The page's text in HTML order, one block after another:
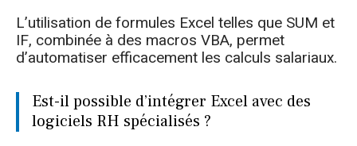
L’utilisation de formules Excel telles que SUM et
IF, combinée à des macros VBA, permet
d’automatiser efficacement les calculs salariaux.
Est-il possible d’intégrer Excel avec des
logiciels RH spécialisés ?